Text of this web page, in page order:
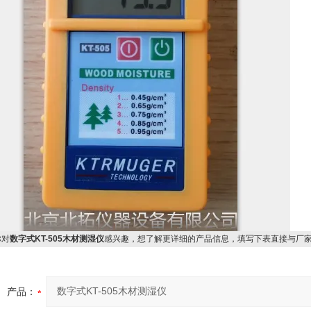
数字式KT-505木材测湿仪感兴趣，想了解更详细的产品信息，填写下表直接与厂
产品：